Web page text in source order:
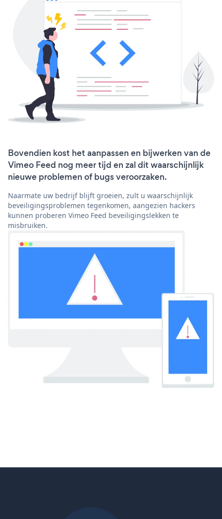
Bovendien kost het aanpassen en bijwerken van de
Vimeo Feed nog meer tijd en zal dit waarschijnlijk
nieuwe problemen of bugs veroorzaken.
Naarmate uw bedrijf blijft groeien, zult u waarschijnlijk
beveiligingsproblemen tegenkomen, aangezien hackers
kunnen proberen Vimeo Feed beveiligingslekken te
misbruiken.